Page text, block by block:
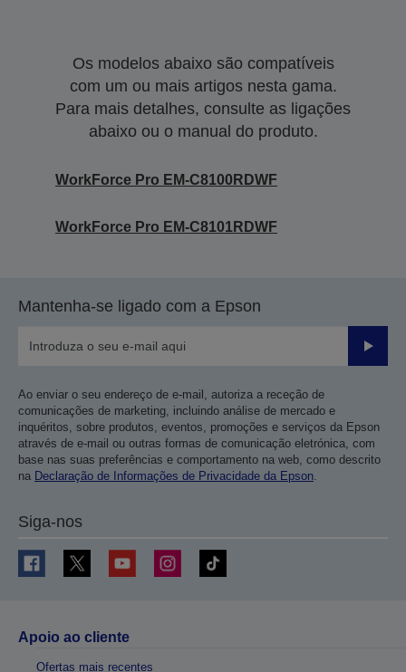
Os modelos abaixo são compatíveis
com um ou mais artigos nesta gama.
Para mais detalhes, consulte as ligações
abaixo ou o manual do produto.
WorkForce Pro EM-C8100RDWF
WorkForce Pro EM-C8101RDWF
Mantenha-se ligado com a Epson
Enviar
Ao enviar o seu endereço de e-mail, autoriza a receção de
comunicações de marketing, incluindo análise de mercado e
inquéritos, sobre produtos, eventos, promoções e serviços da Epson
através de e-mail ou outras formas de comunicação eletrónica, com
base nas suas preferências e comportamento na web, como descrito
na Declaração de Informações de Privacidade da Epson.
Siga-nos
Apoio ao cliente
Ofertas mais recentes